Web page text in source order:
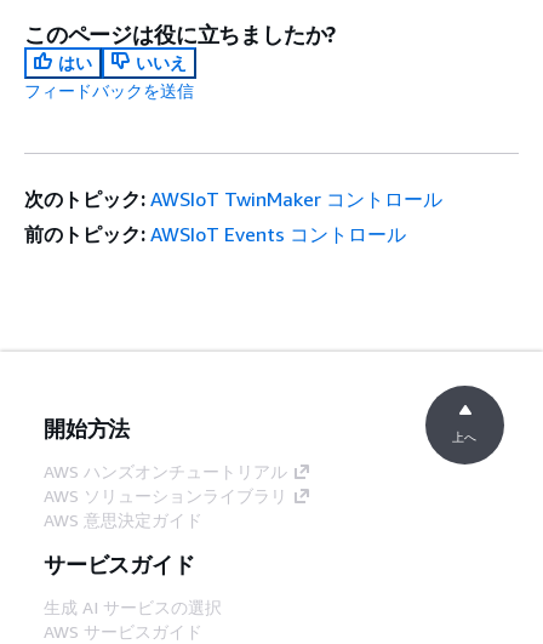
このページは役に立ちましたか?
はい
いいえ
フィードバックを送信
次のトピック: AWSIoT TwinMaker コントロール
前のトピック: AWSIoT Events コントロール
開始方法
AWS ハンズオンチュートリアル
AWS ソリューションライブラリ
AWS 意思決定ガイド
サービスガイド
生成 AI サービスの選択
AWS サービスガイド
上へ